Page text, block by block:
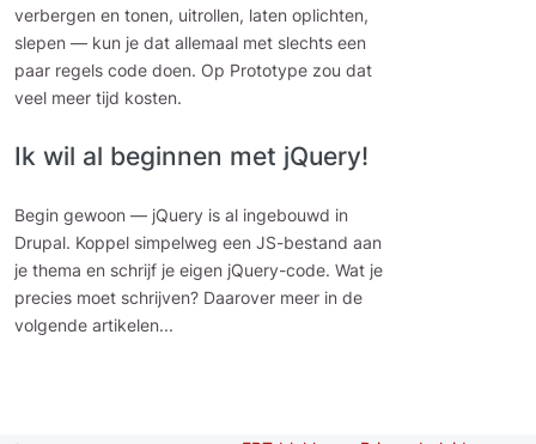
verbergen en tonen, uitrollen, laten oplichten,
slepen — kun je dat allemaal met slechts een
paar regels code doen. Op Prototype zou dat
veel meer tijd kosten.
Ik wil al beginnen met jQuery!
Begin gewoon — jQuery is al ingebouwd in
Drupal. Koppel simpelweg een JS-bestand aan
je thema en schrijf je eigen jQuery-code. Wat je
precies moet schrijven? Daarover meer in de
volgende artikelen...